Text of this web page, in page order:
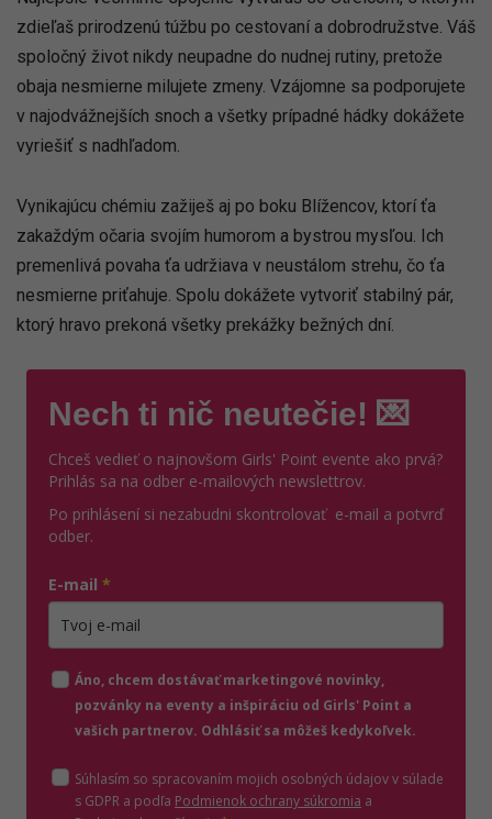
zdieľaš prirodzenú túžbu po cestovaní a dobrodružstve. Váš
spoločný život nikdy neupadne do nudnej rutiny, pretože
obaja nesmierne milujete zmeny. Vzájomne sa podporujete
v najodvážnejších snoch a všetky prípadné hádky dokážete
vyriešiť s nadhľadom.
Vynikajúcu chémiu zažiješ aj po boku Blížencov, ktorí ťa
zakaždým očaria svojím humorom a bystrou mysľou. Ich
premenlivá povaha ťa udržiava v neustálom strehu, čo ťa
nesmierne priťahuje. Spolu dokážete vytvoriť stabilný pár,
ktorý hravo prekoná všetky prekážky bežných dní.
Nech ti nič neutečie! 💌
Chceš vedieť o najnovšom Girls' Point evente ako prvá?
Prihlás sa na odber e-mailových newslettrov.
Po prihlásení si nezabudni skontrolovať e-mail a potvrď
odber.
E-mail *
Áno, chcem dostávať marketingové novinky,
pozvánky na eventy a inšpiráciu od Girls' Point a
vašich partnerov. Odhlásiť sa môžeš kedykoľvek.
Súhlasím so spracovaním mojich osobných údajov v súlade
s GDPR a podľa Podmienok ochrany súkromia (otvorí sa v novom
a